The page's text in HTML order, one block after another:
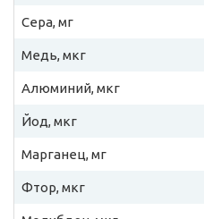
Сера, мг
Медь, мкг
Алюминий, мкг
Йод, мкг
Марганец, мг
Фтор, мкг